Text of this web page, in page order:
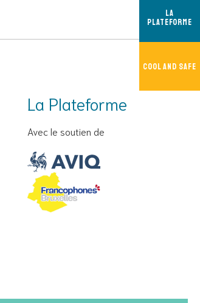
La
Plateforme
Cool And Safe
La Plateforme
Avec le soutien de